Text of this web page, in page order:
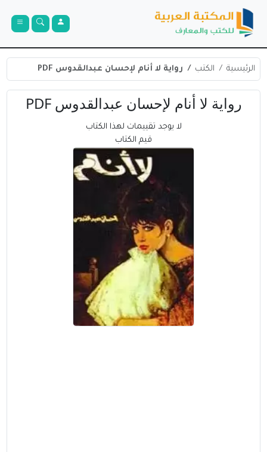
الرئيسية الكتب رواية لا أنام لإحسان عبدالقدوس PDF
رواية لا أنام لإحسان عبدالقدوس PDF
لا يوجد تقييمات لهذا الكتاب
قيم الكتاب